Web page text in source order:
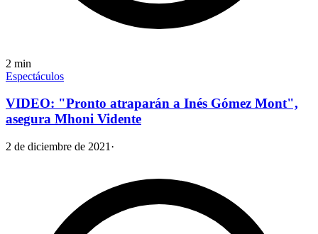
2 min
Espectáculos
VIDEO: "Pronto atraparán a Inés Gómez Mont",
asegura Mhoni Vidente
2 de diciembre de 2021 ·